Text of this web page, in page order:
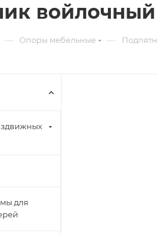
— Опоры мебельные —
для